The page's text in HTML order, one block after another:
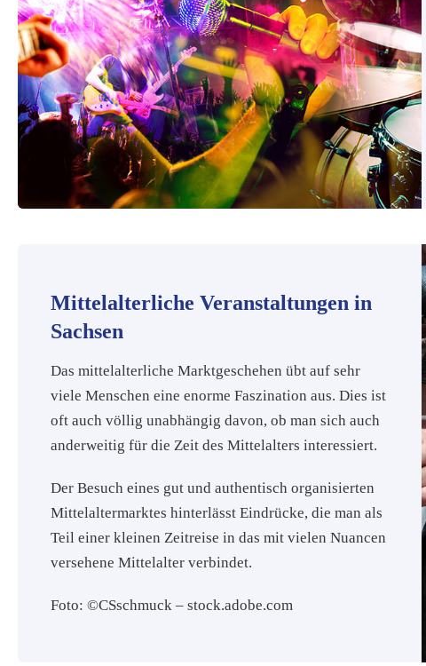
Mittelalterliche Veranstaltungen in
Sachsen
Das mittelalterliche Marktgeschehen übt auf sehr
viele Menschen eine enorme Faszination aus. Dies ist
oft auch völlig unabhängig davon, ob man sich auch
anderweitig für die Zeit des Mittelalters interessiert.
Der Besuch eines gut und authentisch organisierten
Mittelaltermarktes hinterlässt Eindrücke, die man als
Teil einer kleinen Zeitreise in das mit vielen Nuancen
versehene Mittelalter verbindet.
Foto: ©CSschmuck – stock.adobe.com